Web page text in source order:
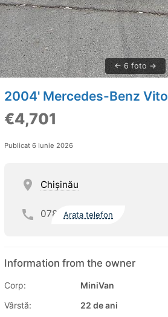
6 foto
2004' Mercedes-Benz Vito
€4,701
Publicat 6 Iunie 2026
Chişinău
078 Arata telefon
Information from the owner
Corp:
MiniVan
Vârstă:
22 de ani